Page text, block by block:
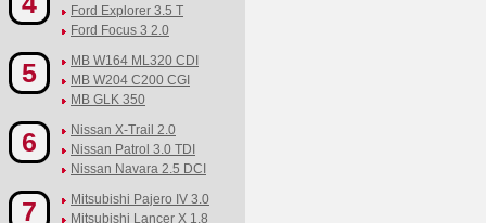
Ford Explorer 3.5 T
Ford Focus 3 2.0
5
MB W164 ML320 CDI
MB W204 C200 CGI
MB GLK 350
6
Nissan X-Trail 2.0
Nissan Patrol 3.0 TDI
Nissan Navara 2.5 DCI
7
Mitsubishi Pajero IV 3.0
Mitsubishi Lancer X 1.8